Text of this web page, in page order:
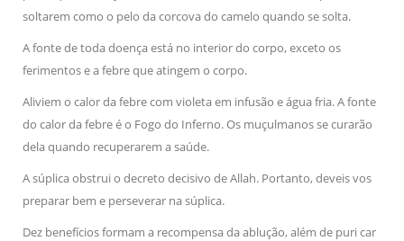
soltarem como o pelo da corcova do camelo quando se solta.
A fonte de toda doença está no interior do corpo, exceto os
ferimentos e a febre que atingem o corpo.
Aliviem o calor da febre com violeta em infusão e água fria. A fonte
do calor da febre é o Fogo do Inferno. Os muçulmanos se curarão
dela quando recuperarem a saúde.
A súplica obstrui o decreto decisivo de Allah. Portanto, deveis vos
preparar bem e perseverar na súplica.
Dez benefícios formam a recompensa da ablução, além de puri car